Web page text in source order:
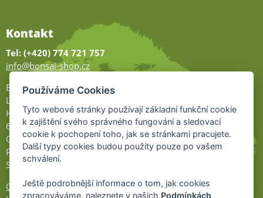
Kontakt
Tel: (+420) 774 721 757
info@bonsai-shop.cz
Bonsai-shop
Legionářů 2
Hodonín
695 01
Otevřeno:
Po-Pá 9-17
So 9-11:30
Ochrana osobních údajů
Používáme Cookies
Tyto webové stránky používají základní funkční cookie
k zajištění svého správného fungování a sledovací
cookie k pochopení toho, jak se stránkami pracujete.
Další typy cookies budou použity pouze po vašem
schválení.
Ještě podrobnější informace o tom, jak cookies
zpracováváme, naleznete v našich Podmínkách